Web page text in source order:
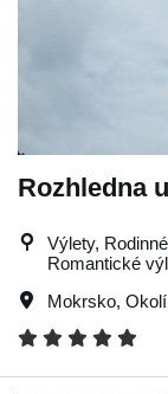
Rozhledna
Výlety,
Romantické
Mokrsko,